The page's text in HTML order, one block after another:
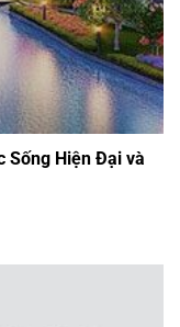
Sống Hiện Đại và